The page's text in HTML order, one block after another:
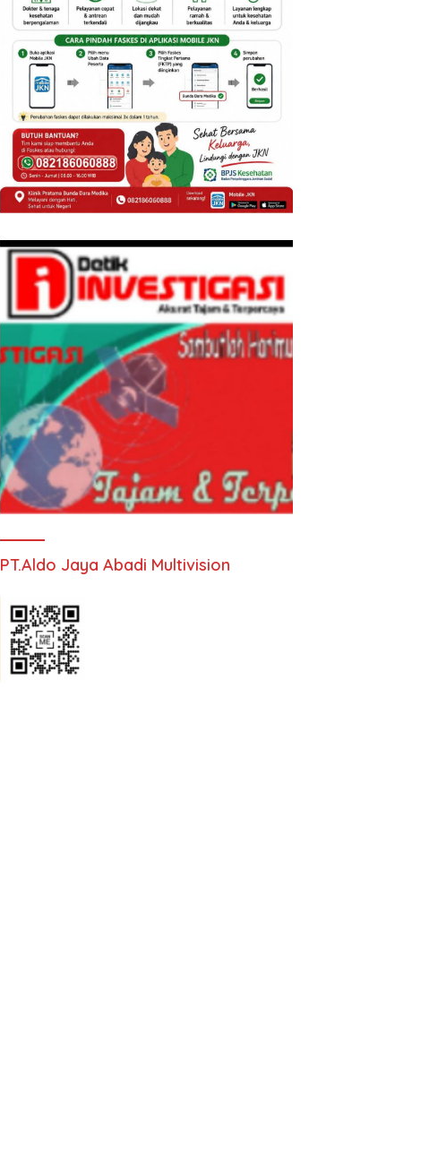
PT.Aldo Jaya Abadi Multivision